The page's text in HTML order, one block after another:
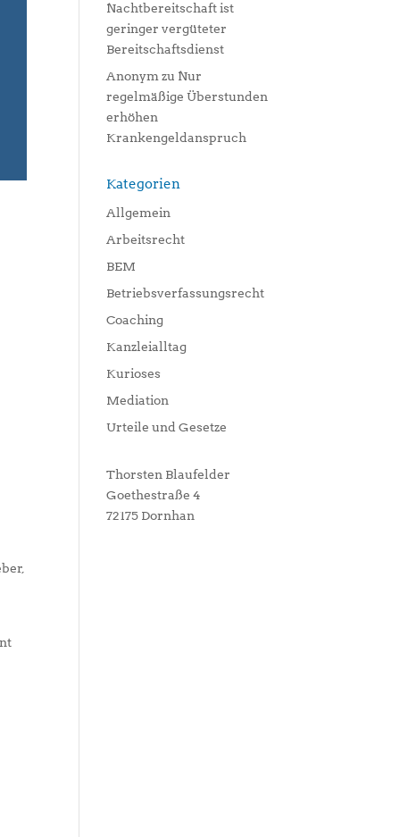
Nachtbereitschaft ist
geringer vergüteter
Bereitschaftsdienst
Anonym zu Nur
regelmäßige Überstunden
erhöhen
Krankengeldanspruch
Kategorien
Allgemein
Arbeitsrecht
BEM
Betriebsverfassungsrecht
Coaching
Kanzleialltag
Kurioses
Mediation
Urteile und Gesetze
Thorsten Blaufelder
Goethestraße 4
72175 Dornhan